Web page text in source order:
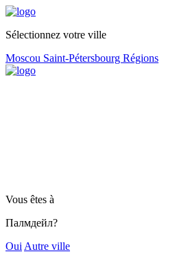
Sélectionnez votre ville
Moscou Saint-Pétersbourg Régions
Vous êtes à
Палмдейл?
Oui Autre ville